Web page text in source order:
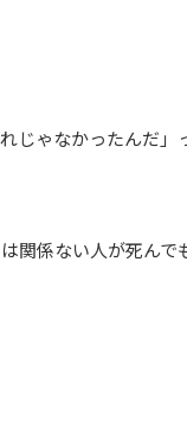
じゃなかったんだ」
関係ない人が死んで